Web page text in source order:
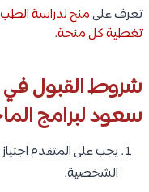
تعرف علىمنح لدراسة
تغطية كل منحة.
شروط القبول
سعود لبرامج
يجب على المتقدم اجتياز
الشخصية.